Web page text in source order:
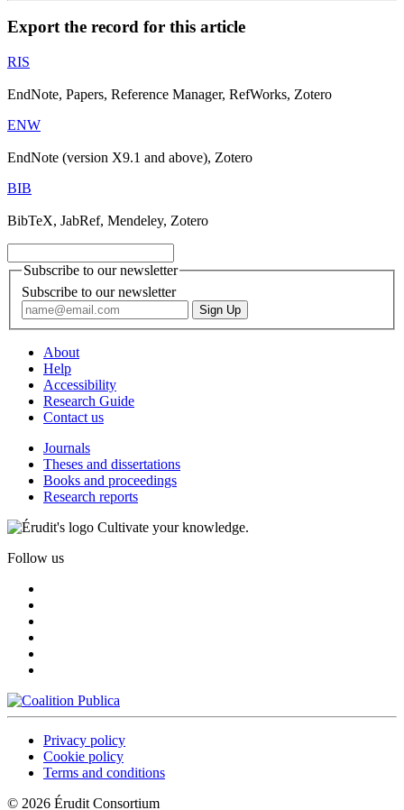
Export the record for this article
RIS
EndNote, Papers, Reference Manager, RefWorks, Zotero
ENW
EndNote (version X9.1 and above), Zotero
BIB
BibTeX, JabRef, Mendeley, Zotero
Subscribe to our newsletter
Subscribe to our newsletter
About
Help
Accessibility
Research Guide
Contact us
Journals
Theses and dissertations
Books and proceedings
Research reports
Cultivate your knowledge.
Follow us
Privacy policy
Cookie policy
Terms and conditions
© 2026 Érudit Consortium